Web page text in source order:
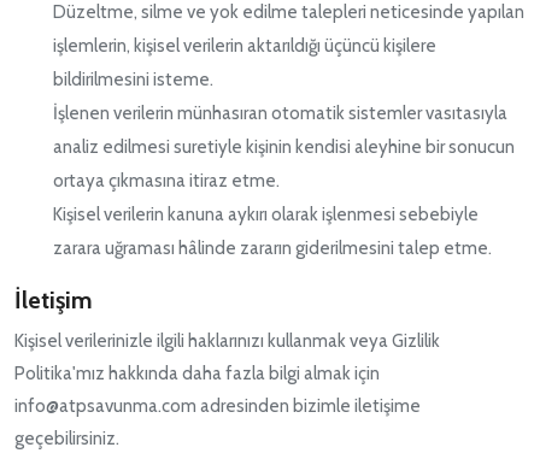
Düzeltme, silme ve yok edilme talepleri neticesinde yapılan
işlemlerin, kişisel verilerin aktarıldığı üçüncü kişilere
bildirilmesini isteme.
İşlenen verilerin münhasıran otomatik sistemler vasıtasıyla
analiz edilmesi suretiyle kişinin kendisi aleyhine bir sonucun
ortaya çıkmasına itiraz etme.
Kişisel verilerin kanuna aykırı olarak işlenmesi sebebiyle
zarara uğraması hâlinde zararın giderilmesini talep etme.
İletişim
Kişisel verilerinizle ilgili haklarınızı kullanmak veya Gizlilik
Politika'mız hakkında daha fazla bilgi almak için
info@atpsavunma.com adresinden bizimle iletişime
geçebilirsiniz.